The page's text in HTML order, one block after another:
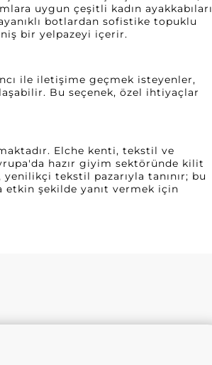
uygun çeşitli kadın ayakkabıları
botlardan sofistike topuklu
bir yelpazeyi içerir.
ile iletişime geçmek isteyenler,
Bu seçenek, özel ihtiyaçlar
Elche kenti, tekstil ve
hazır giyim sektöründe kilit
tekstil pazarıyla tanınır; bu
etkin şekilde yanıt vermek için